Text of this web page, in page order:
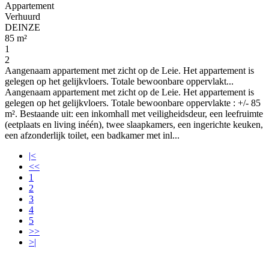
Appartement
Verhuurd
DEINZE
85 m²
1
2
Aangenaam appartement met zicht op de Leie. Het appartement is
gelegen op het gelijkvloers. Totale bewoonbare oppervlakt...
Aangenaam appartement met zicht op de Leie. Het appartement is
gelegen op het gelijkvloers. Totale bewoonbare oppervlakte : +/- 85
m². Bestaande uit: een inkomhall met veiligheidsdeur, een leefruimte
(eetplaats en living inéén), twee slaapkamers, een ingerichte keuken,
een afzonderlijk toilet, een badkamer met inl...
|<
<<
1
2
3
4
5
>>
>|